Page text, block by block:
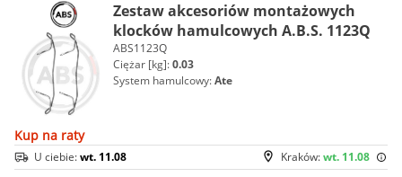
Zestaw akcesoriów montażowych
klocków hamulcowych A.B.S. 1123Q
ABS1123Q
Ciężar [kg]:0.03
System hamulcowy:Ate
Kup na raty
Kraków:wt. 11.08
U ciebie:wt. 11.08